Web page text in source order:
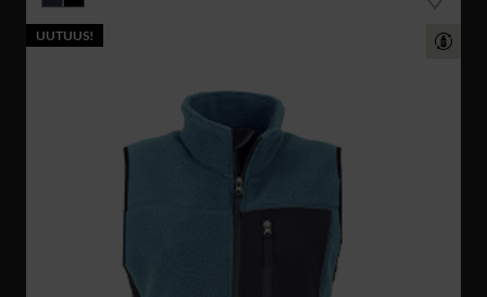
UUTUUS!